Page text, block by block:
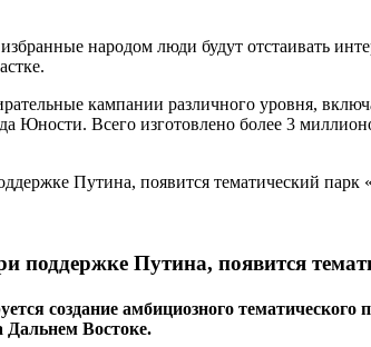
народом люди будут отстаивать
кампании различного уровня,
Юности. Всего изготовлено более 3
поддержке Путина, появится
создание амбициозного
Востоке.